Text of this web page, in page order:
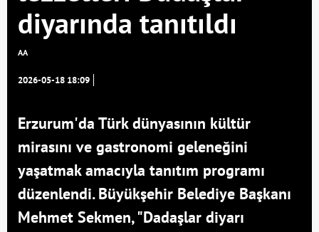
diyarında tanıtıldı
AA
2026-05-18 18:09
Erzurum'da Türk dünyasının kültür
mirasını ve gastronomi geleneğini
yaşatmak amacıyla tanıtım programı
düzenlendi. Büyükşehir Belediye Başkanı
Mehmet Sekmen, "Dadaşlar diyarı